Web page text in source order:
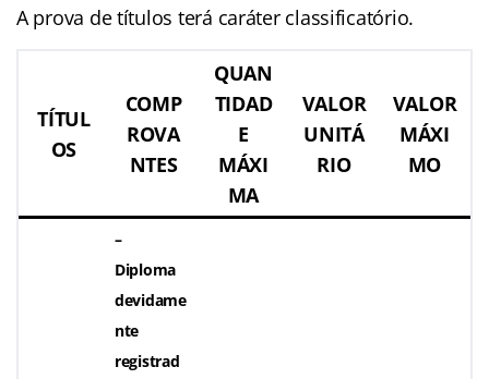
A prova de títulos terá caráter classificatório.
TÍTUL
OS
COMP
ROVA
NTES
QUAN
TIDAD
E
MÁXI
MA
VALOR
UNITÁ
RIO
VALOR
MÁXI
MO
–
Diploma
devidame
nte
registrad